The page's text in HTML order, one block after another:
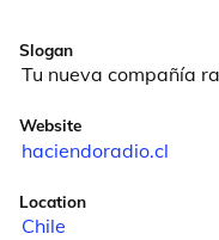
Slogan
Tu nueva compañía
Website
haciendoradio.cl
Location
Chile